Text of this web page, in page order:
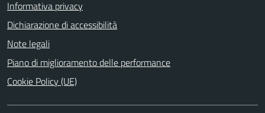
Informativa privacy
Dichiarazione di accessibilità
Note legali
Piano di miglioramento delle performance
Cookie Policy (UE)